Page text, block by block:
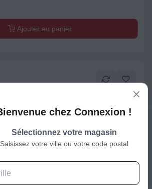
Ajouter au panier
d'écran
chez Connexion !
Sélectionnez votre magasin
Saisissez votre ville ou votre code postal